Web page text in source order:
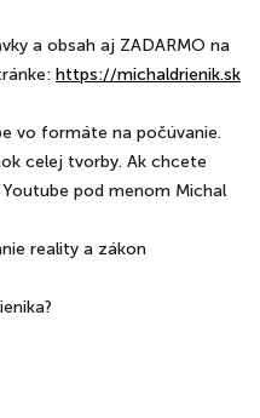
a obsah aj ZADARMO na
⁠⁠⁠⁠⁠⁠⁠⁠⁠⁠⁠⁠⁠⁠⁠⁠⁠⁠⁠⁠https://michaldrienik.sk
vo formáte na počúvanie.
celej tvorby. Ak chcete
pod menom Michal
reality a zákon